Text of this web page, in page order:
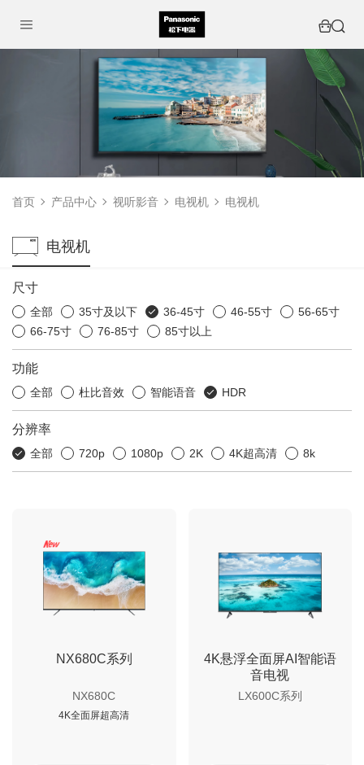
首页 产品中心 视听影音 电视机 电视机
电视机
尺寸
全部 35寸及以下 36-45寸 46-55寸
56-65寸
66-75寸
76-85寸 85寸以上
功能
全部 杜比音效 智能语音 HDR
分辨率
全部 720p 1080p 2K 4K超高清 8k
NX680C系列
NX680C
4K全面屏超高清
4K悬浮全面屏AI智能语
音电视
LX600C系列